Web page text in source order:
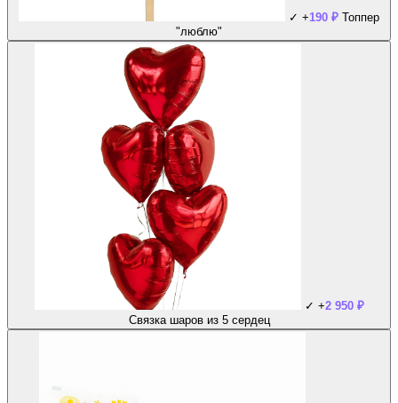
✓ +190 ₽ Топпер
"люблю"
✓ +2 950 ₽
Связка шаров из 5 сердец